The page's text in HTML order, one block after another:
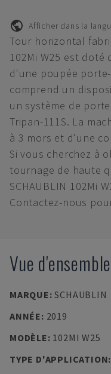
Afficher dans la
Tour horizontal
102Mi W25 est doté
d'une poupée
comprend un
un système de
Tripan-111S. La
à 3 mors et d'une
Si vous cherchez à
tournage de haute
SCHAUBLIN 102Mi
Contactez-nous
Vue d'ensemble
MARQUE:SCHAUBLIN
ANNÉE: 2019
MODÈLE: 102MI W25
TYPE D'APPLICATION: